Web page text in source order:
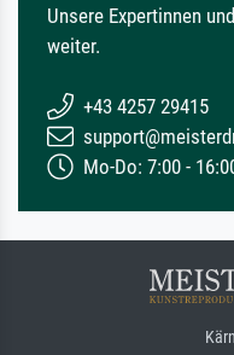
Unsere Expertinnen
weiter.
+43 4257 29415
Mo-Do: 7:00 -